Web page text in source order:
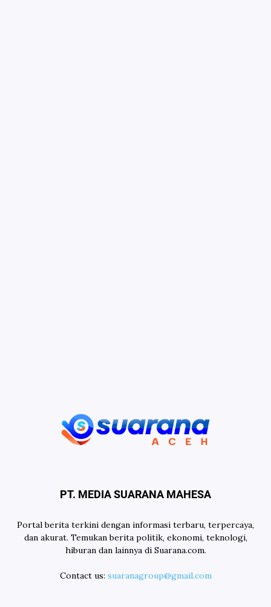
PT. MEDIA SUARANA MAHESA
Portal berita terkini dengan informasi terbaru, terpercaya,
dan akurat. Temukan berita politik, ekonomi, teknologi,
hiburan dan lainnya di Suarana.com.
Contact us: suaranagroup@gmail.com